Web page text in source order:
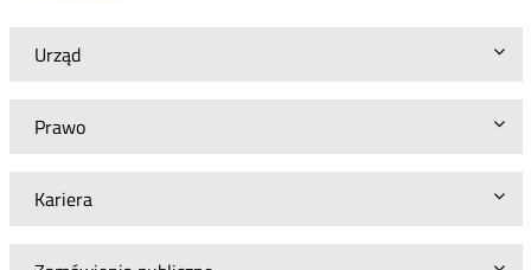
Urząd
Prawo
Kariera